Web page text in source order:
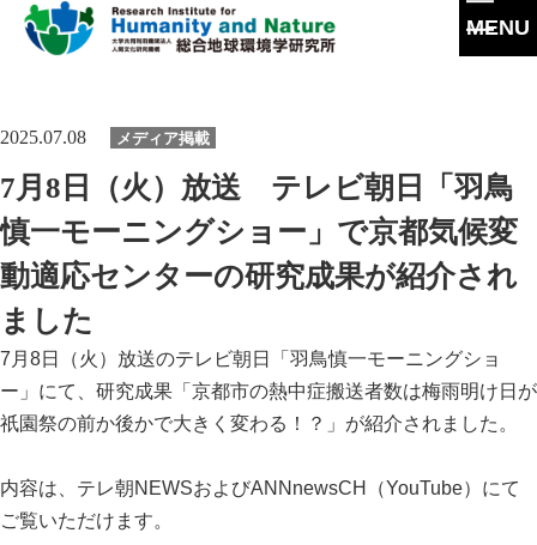
ス
ッ
MENU
研究所概要
所長挨拶
理念・達成目標
運営体制・方針
社会連携
沿革
情報公開
施設紹介
交通アクセス
研究活動
研究体制・研究の流れ
研究一覧
スタッフ一覧
過去の研究
研究成果
最新論文
共同利用
共同利用
実験施設
大学院教育
刊行物
2025.07.08 メディア掲載
7月8日（火）放送 テレビ朝日「羽鳥
慎一モーニングショー」で京都気候変
動適応センターの研究成果が紹介され
ました
7月8日（火）放送のテレビ朝日「羽鳥慎一モーニングショ
ー」にて、研究成果「京都市の熱中症搬送者数は梅雨明け日が
祇園祭の前か後かで大きく変わる！？」が紹介されました。
内容は、テレ朝NEWSおよびANNnewsCH（YouTube）にて
ご覧いただけます。